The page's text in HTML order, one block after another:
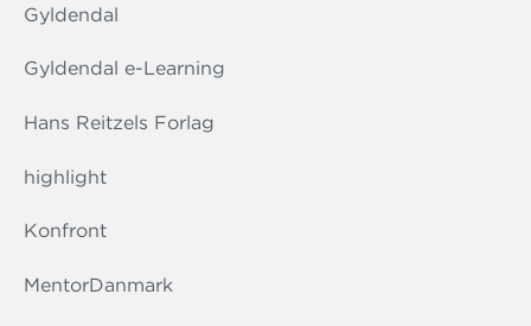
Gyldendal
Gyldendal e-Learning
Hans Reitzels Forlag
highlight
Konfront
MentorDanmark